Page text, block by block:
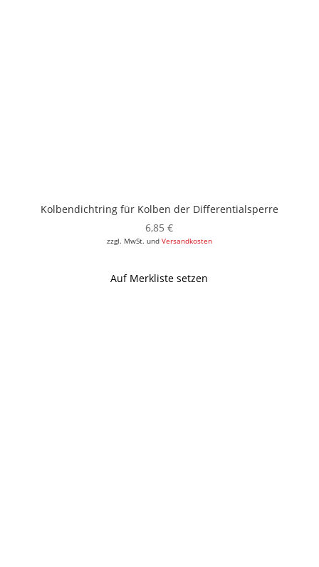
Kolbendichtring für Kolben der Differentialsperre
6,85€
zzgl. MwSt. und Versandkosten
Auf Merkliste setzen